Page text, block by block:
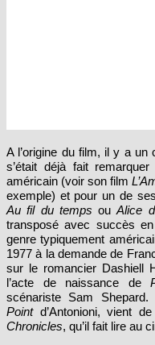
A l’origine du film, il y a un
s’était déjà fait
américain (voir son film
exemple) et pour un de
Au fil du tempsouAlice
transposé avec succès
genre typiquement
1977 à la demande de
sur le romancier Dashiell
l’acte de naissance de
scénariste Sam
Pointd’Antonioni, vient
, qu’il fait lire au